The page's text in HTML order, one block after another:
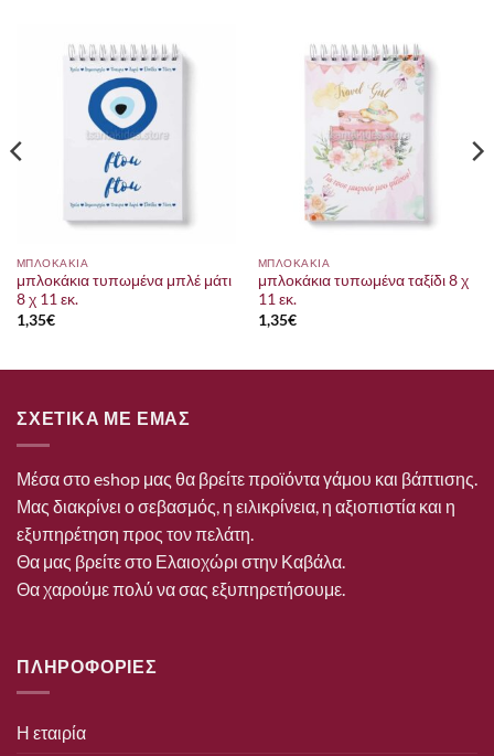
ΜΠΛΟΚΑΚΙΑ
μπλοκάκια τυπωμένα μπλέ μάτι
8 χ 11 εκ.
1,35€
ΜΠΛΟΚΑΚΙΑ
μπλοκάκια τυπωμένα ταξίδι 8 χ
11 εκ.
1,35€
ΣΧΕΤΙΚΑ ΜΕ ΕΜΑΣ
Μέσα στο eshop μας θα βρείτε προϊόντα γάμου και βάπτισης.
Μας διακρίνει ο σεβασμός, η ειλικρίνεια, η αξιοπιστία και η
εξυπηρέτηση προς τον πελάτη.
Θα μας βρείτε στο Ελαιοχώρι στην Καβάλα.
Θα χαρούμε πολύ να σας εξυπηρετήσουμε.
ΠΛΗΡΟΦΟΡΙΕΣ
Η εταιρία